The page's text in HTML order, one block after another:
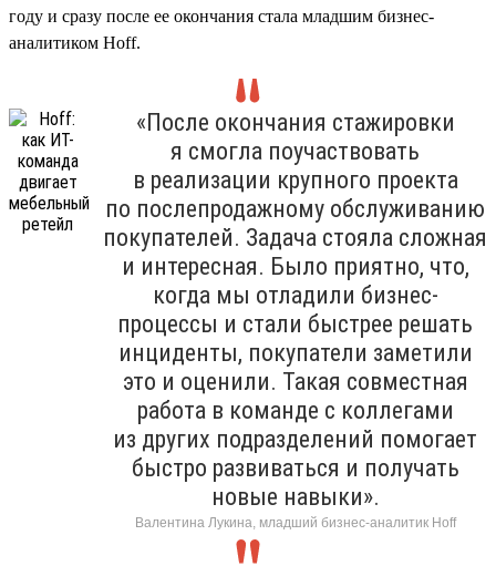
году и сразу после ее окончания стала младшим бизнес-
аналитиком Hoff.
«После окончания стажировки
я смогла поучаствовать
в реализации крупного проекта
по послепродажному обслуживанию
покупателей. Задача стояла сложная
и интересная. Было приятно, что,
когда мы отладили бизнес-
процессы и стали быстрее решать
инциденты, покупатели заметили
это и оценили. Такая совместная
работа в команде с коллегами
из других подразделений помогает
быстро развиваться и получать
новые навыки».
Валентина Лукина, младший бизнес-аналитик Hoff